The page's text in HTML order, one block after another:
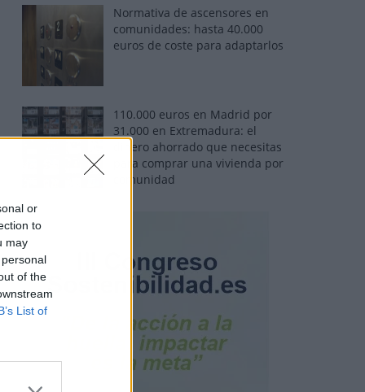
or
to
may
of the
List of
Normativa de ascensores en
comunidades: hasta 40.000
euros de coste para adaptarlos
110.000 euros en Madrid por
31.000 en Extremadura: el
dinero ahorrado que necesitas
para comprar una vivienda por
comunidad